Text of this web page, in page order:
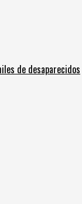
de desaparecidos